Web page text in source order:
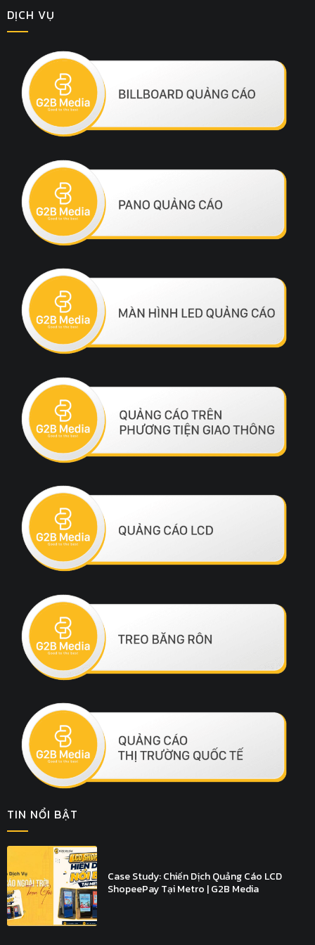
DỊCH VỤ
TIN NỔI BẬT
Case Study: Chiến Dịch Quảng Cáo LCD
ShopeePay Tại Metro | G2B Media